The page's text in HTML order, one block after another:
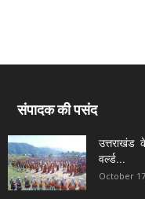
संपादक की पसंद
उत्तराखंड
वर्ल्ड...
October